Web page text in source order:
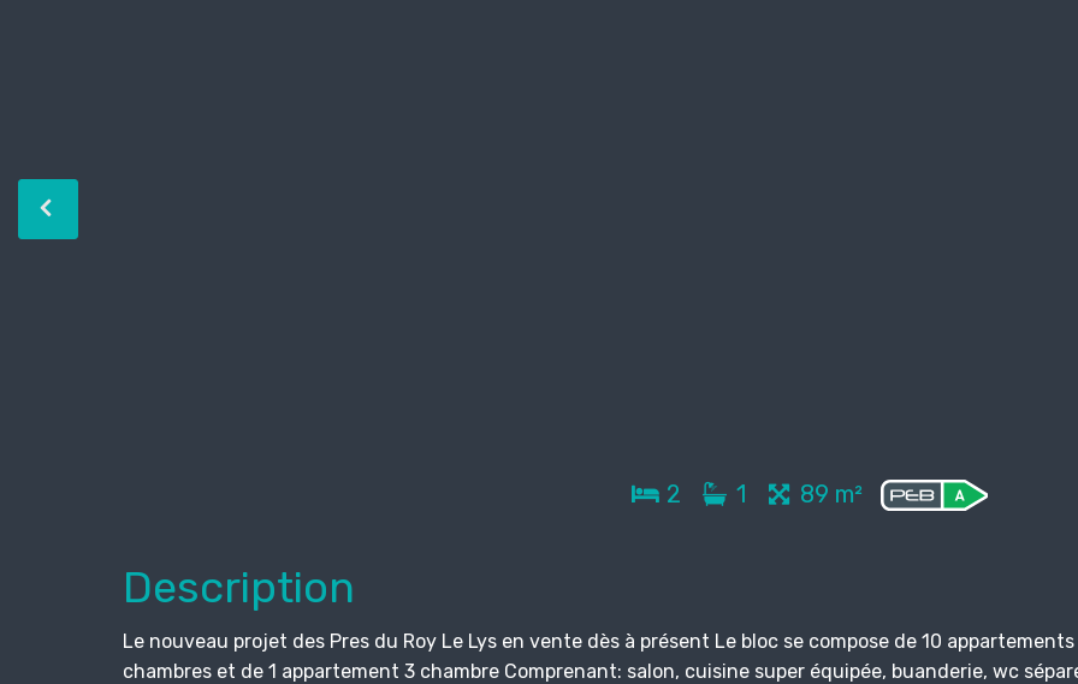
2 1 89 m²
Description
Le nouveau projet des Pres du Roy Le Lys en vente dès à présent Le bloc se compose de 10
chambres et de 1 appartement 3 chambre Comprenant: salon, cuisine super équipée, buanderie, wc